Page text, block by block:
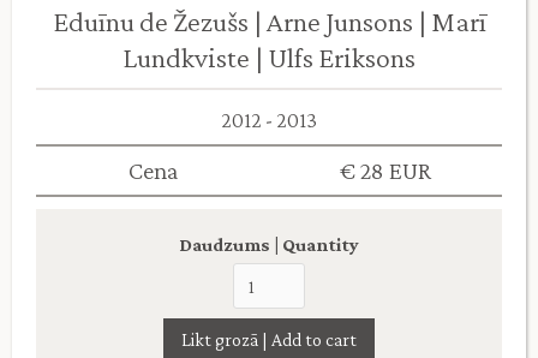
Eduīnu de Žezušs | Arne Junsons | Marī
Lundkviste | Ulfs Eriksons
2012 - 2013
Cena € 28 EUR
Daudzums | Quantity